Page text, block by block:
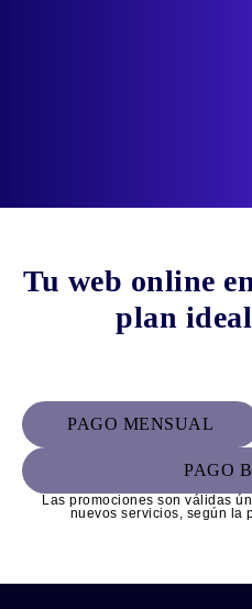
Tu web online
plan
PAGO MENSUAL
PAGO
Las promociones son válidas
nuevos servicios, según la